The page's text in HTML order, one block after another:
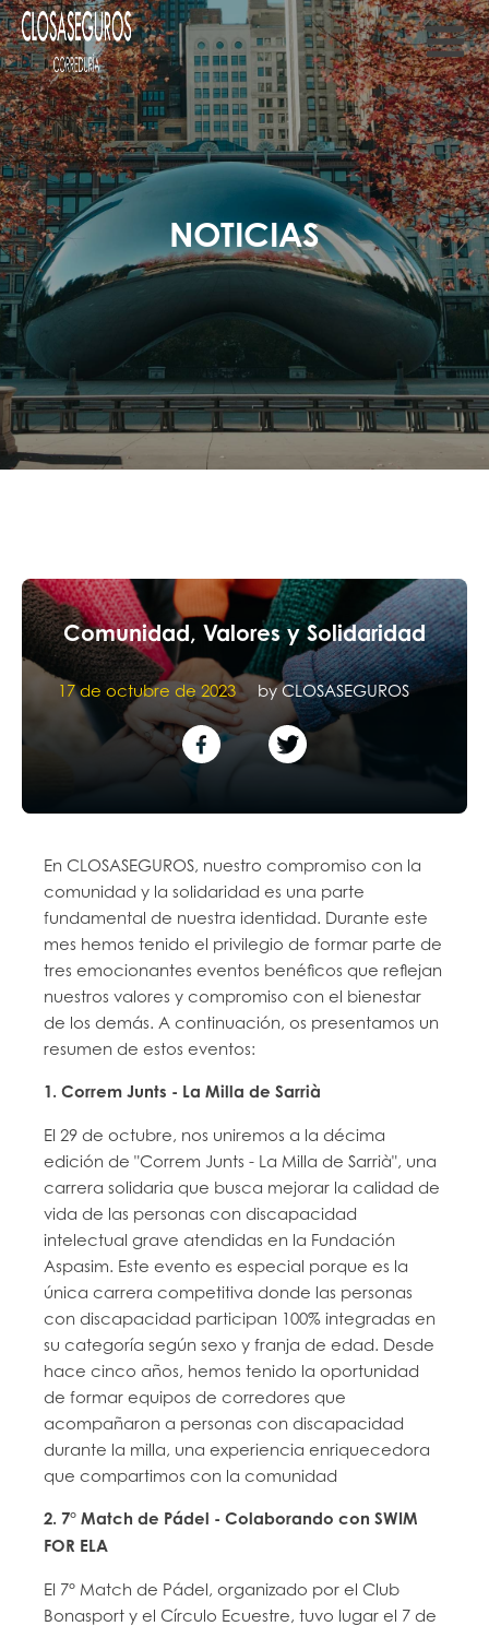
NOTICIAS
Comunidad, Valores y Solidaridad
17 de octubre de 2023 byCLOSASEGUROS
En CLOSASEGUROS, nuestro compromiso con la
comunidad y la solidaridad es una parte
fundamental de nuestra identidad. Durante este
mes hemos tenido el privilegio de formar parte de
tres emocionantes eventos benéficos que reflejan
nuestros valores y compromiso con el bienestar
de los demás. A continuación, os presentamos un
resumen de estos eventos:
1. Correm Junts - La Milla de Sarrià
El 29 de octubre, nos uniremos a la décima
edición de "Correm Junts - La Milla de Sarrià", una
carrera solidaria que busca mejorar la calidad de
vida de las personas con discapacidad
intelectual grave atendidas en la Fundación
Aspasim. Este evento es especial porque es la
única carrera competitiva donde las personas
con discapacidad participan 100% integradas en
su categoría según sexo y franja de edad. Desde
hace cinco años, hemos tenido la oportunidad
de formar equipos de corredores que
acompañaron a personas con discapacidad
durante la milla, una experiencia enriquecedora
que compartimos con la comunidad
2. 7° Match de Pádel - Colaborando con SWIM
FOR ELA
El 7° Match de Pádel, organizado por el Club
Bonasport y el Círculo Ecuestre, tuvo lugar el 7 de